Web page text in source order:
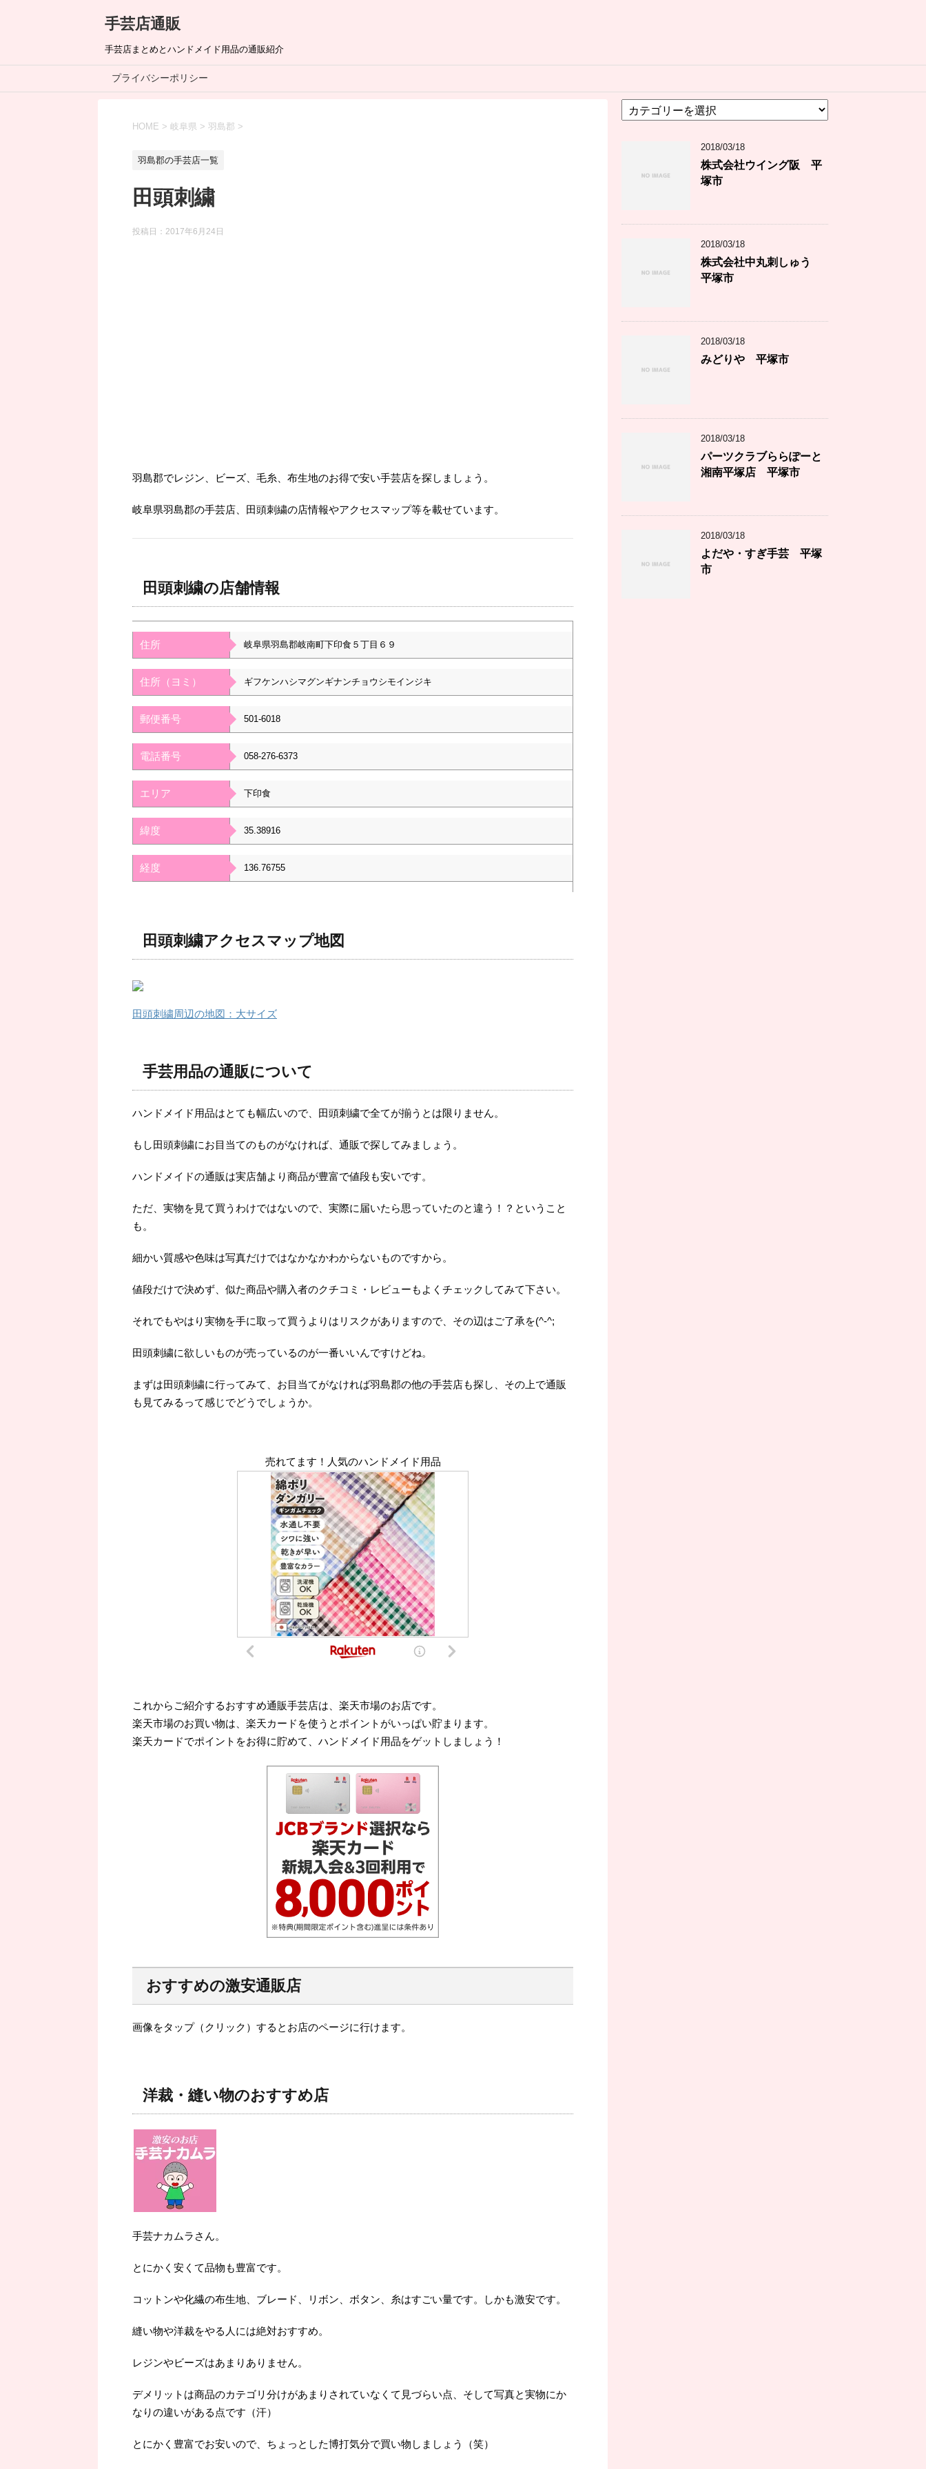
手芸店通販
手芸店まとめとハンドメイド用品の通販紹介
プライバシーポリシー
HOME > 岐阜県 > 羽島郡 >
羽島郡の手芸店一覧
田頭刺繍
投稿日： 2017年6月24日
羽島郡でレジン、ビーズ、毛糸、布生地のお得で安い手芸店を探しましょう。
岐阜県羽島郡の手芸店、田頭刺繍の店情報やアクセスマップ等を載せています。
田頭刺繍の店舗情報
住所 岐阜県羽島郡岐南町下印食５丁目６９
住所（ヨミ） ギフケンハシマグンギナンチョウシモインジキ
郵便番号 501-6018
電話番号 058-276-6373
エリア 下印食
緯度 35.38916
経度 136.76755
田頭刺繍アクセスマップ地図
田頭刺繍周辺の地図：大サイズ
手芸用品の通販について
ハンドメイド用品はとても幅広いので、田頭刺繍で全てが揃うとは限りません。
もし田頭刺繍にお目当てのものがなければ、通販で探してみましょう。
ハンドメイドの通販は実店舗より商品が豊富で値段も安いです。
ただ、実物を見て買うわけではないので、実際に届いたら思っていたのと違う！？ということ
も。
細かい質感や色味は写真だけではなかなかわからないものですから。
値段だけで決めず、似た商品や購入者のクチコミ・レビューもよくチェックしてみて下さい。
それでもやはり実物を手に取って買うよりはリスクがありますので、その辺はご了承を(^-^;
田頭刺繍に欲しいものが売っているのが一番いいんですけどね。
まずは田頭刺繍に行ってみて、お目当てがなければ羽島郡の他の手芸店も探し、その上で通販
も見てみるって感じでどうでしょうか。
売れてます！人気のハンドメイド用品
これからご紹介するおすすめ通販手芸店は、楽天市場のお店です。
楽天市場のお買い物は、楽天カードを使うとポイントがいっぱい貯まります。
楽天カードでポイントをお得に貯めて、ハンドメイド用品をゲットしましょう！
おすすめの激安通販店
画像をタップ（クリック）するとお店のページに行けます。
洋裁・縫い物のおすすめ店
手芸ナカムラさん。
とにかく安くて品物も豊富です。
コットンや化繊の布生地、ブレード、リボン、ボタン、糸はすごい量です。しかも激安です。
縫い物や洋裁をやる人には絶対おすすめ。
レジンやビーズはあまりありません。
デメリットは商品のカテゴリ分けがあまりされていなくて見づらい点、そして写真と実物にか
なりの違いがある点です（汗）
とにかく豊富でお安いので、ちょっとした博打気分で買い物しましょう（笑）
テ
2018/03/18
株式会社ウイング阪 平
塚市
2018/03/18
株式会社中丸刺しゅう
平塚市
2018/03/18
みどりや 平塚市
2018/03/18
パーツクラブららぽーと
湘南平塚店 平塚市
2018/03/18
よだや・すぎ手芸 平塚
市